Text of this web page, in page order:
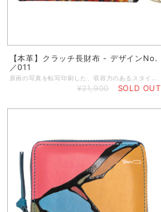
【本革】クラッチ長財布 - デザインNo.
／011
¥31,900 SOLD OUT